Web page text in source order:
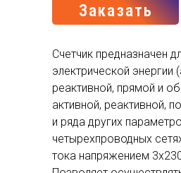
Заказать
Счетчик предназначен
электрической энергии
реактивной, прямой и
активной, реактивной,
и ряда других
четырехпроводных
тока напряжением